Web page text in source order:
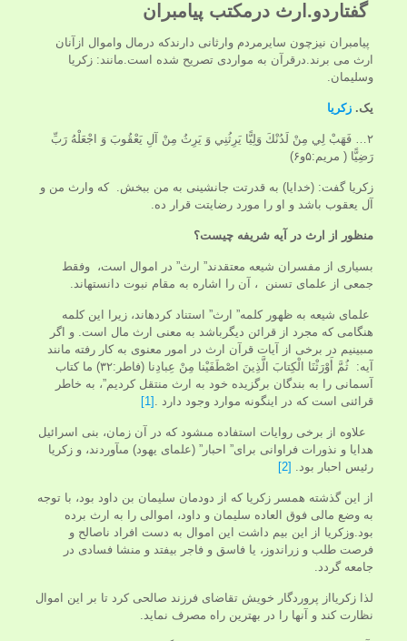
گفتاردو.ارث درمکتب پیامبران
پیامبران نیزچون سایرمردم وارثانی دارندکه درمال واموال ازآنان
ارث می برند.درقرآن به مواردی تصریح شده است.مانند: زکریا
وسلیمان.
یک. زکریا
۲… فَهَبْ لِي مِنْ لَدُنْكَ وَلِيًّا يَرِثُنِي وَ يَرِثُ مِنْ آلِ يَعْقُوبَ وَ اجْعَلْهُ رَبِّ
رَضِيًّا ( مریم:۵و۶)
زکریا گفت: (خدایا) به قدرتت جانشينى به من ببخش. كه وارث من و
آل يعقوب باشد و او را مورد رضايتت قرار ده.
منظور از ارث در آیه شریفه چيست؟
بسيارى از مفسران شيعه معتقدند” ارث” در اموال است، وفقط
جمعى از علماى تسنن ، آن را اشاره به مقام نبوت دانسته‏اند.
علمای شیعه به ظهور كلمه” ارث” استناد كرده‏اند، زيرا اين كلمه
هنگامى كه مجرد از قرائن ديگرباشد به معنى ارث مال است. و اگر
مى‏بينيم در برخی از آيات قرآن ارث در امور معنوى به كار رفته مانند
آيه: ثُمَّ أَوْرَثْنَا الْكِتابَ الَّذِينَ اصْطَفَيْنا مِنْ عِبادِنا (فاطر:۳۲) ما كتاب
آسمانى را به بندگان برگزيده خود به ارث منتقل كرديم”، به خاطر
قرائنى است كه در اينگونه موارد وجود دارد . [1]
علاوه از برخی روايات استفاده مى‏شود كه در آن زمان، بنى اسرائيل
هدايا و نذورات فراوانى براى” احبار” (علماى يهود) مى‏آوردند، و زكريا
رئيس احبار بود. [2]
از اين گذشته همسر زكريا كه از دودمان سليمان بن داود بود، با توجه
به وضع مالى فوق العاده سليمان و داود، اموالى را به ارث برده
بود.وزكريا از اين بيم داشت اين اموال به دست افراد ناصالح و
فرصت طلب و زراندوز، يا فاسق و فاجر بيفتد و منشا فسادى در
جامعه گردد.
لذا زکریااز پروردگار خويش تقاضاى فرزند صالحى كرد تا بر اين اموال
نظارت كند و آنها را در بهترين راه مصرف نمايد.